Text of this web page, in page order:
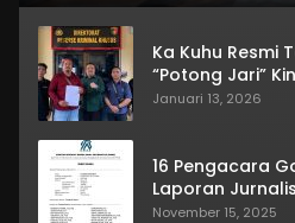
Ka Kuhu Resmi
“Potong Jari”
Januari 13, 2026
16 Pengacara
Laporan
November 15, 2025